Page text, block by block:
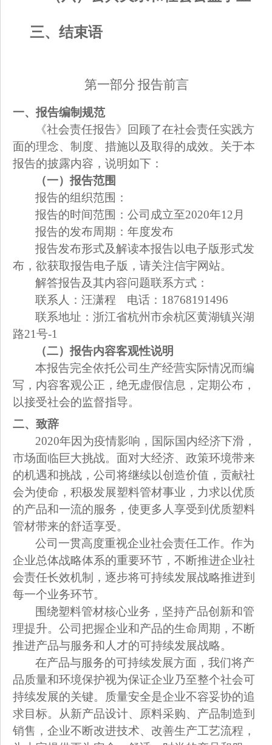
三、结束语
第一部分 报告前言
一、报告编制规范
《社会责任报告》回顾了在社会责任实践方
面的理念、制度、措施以及取得的成效。关于本
报告的披露内容，说明如下：
（一）报告范围
报告的组织范围：
报告的时间范围：公司成立至2020年12月
报告的发布周期：年度发布
报告发布形式及解读本报告以电子版形式发
布，欲获取报告电子版，请关注信宇网站。
解答报告及其内容问题联系方式：
联系人：汪潇程 电话：18768191496
联系地址：浙江省杭州市余杭区黄湖镇兴湖
路21号-1
（二）报告内容客观性说明
本报告完全依托公司生产经营实际情况而编
写，内容客观公正，绝无虚假信息，定期公布，
以接受社会的监督指导。
二、致辞
2020年因为疫情影响，国际国内经济下滑，
市场面临巨大挑战。面对大经济、政策环境带来
的机遇和挑战，公司将继续以创造价值，贡献社
会为使命，积极发展塑料管材事业，力求以优质
的产品和一流的服务，使更多人享受到优质塑料
管材带来的舒适享受。
公司一贯高度重视企业社会责任工作。作为
企业总体战略体系的重要环节，不断推进企业社
会责任长效机制，逐步将可持续发展战略推进到
每一个业务环节。
围绕塑料管材核心业务，坚持产品创新和管
理提升。公司把握企业和产品的生命周期，不断
推进产品与服务和人才的可持续发展战略。
在产品与服务的可持续发展方面，我们将产
品质量和环境保护视为保证企业乃至整个社会可
持续发展的关键。质量安全是企业不容妥协的追
求目标。从新产品设计、原料采购、产品制造到
销售，企业不断改进技术、改善生产工艺流程，